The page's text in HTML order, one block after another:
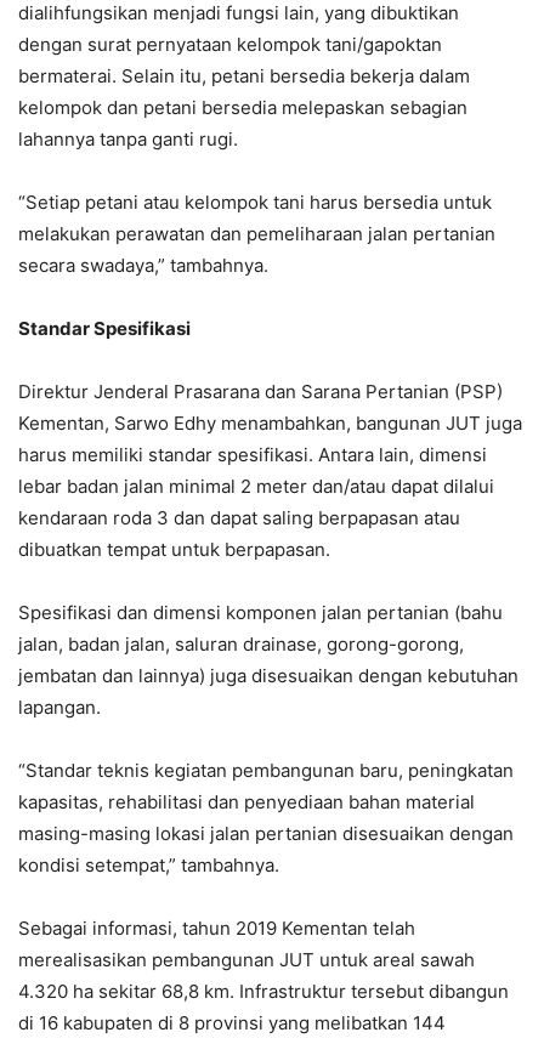
dialihfungsikan menjadi fungsi lain, yang dibuktikan
dengan surat pernyataan kelompok tani/gapoktan
bermaterai. Selain itu, petani bersedia bekerja dalam
kelompok dan petani bersedia melepaskan sebagian
lahannya tanpa ganti rugi.
“Setiap petani atau kelompok tani harus bersedia untuk
melakukan perawatan dan pemeliharaan jalan pertanian
secara swadaya,” tambahnya.
Standar Spesifikasi
Direktur Jenderal Prasarana dan Sarana Pertanian (PSP)
Kementan, Sarwo Edhy menambahkan, bangunan JUT juga
harus memiliki standar spesifikasi. Antara lain, dimensi
lebar badan jalan minimal 2 meter dan/atau dapat dilalui
kendaraan roda 3 dan dapat saling berpapasan atau
dibuatkan tempat untuk berpapasan.
Spesifikasi dan dimensi komponen jalan pertanian (bahu
jalan, badan jalan, saluran drainase, gorong-gorong,
jembatan dan lainnya) juga disesuaikan dengan kebutuhan
lapangan.
“Standar teknis kegiatan pembangunan baru, peningkatan
kapasitas, rehabilitasi dan penyediaan bahan material
masing-masing lokasi jalan pertanian disesuaikan dengan
kondisi setempat,” tambahnya.
Sebagai informasi, tahun 2019 Kementan telah
merealisasikan pembangunan JUT untuk areal sawah
4.320 ha sekitar 68,8 km. Infrastruktur tersebut dibangun
di 16 kabupaten di 8 provinsi yang melibatkan 144